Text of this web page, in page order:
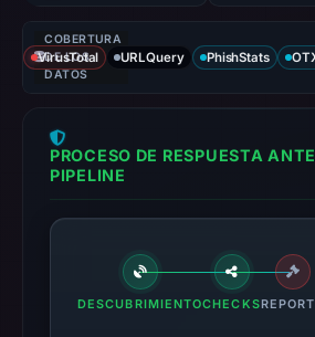
COBERTURA
DE LOS
DATOS
VirusTotal URLQuery PhishStats
PROCESO DE RESPUESTA
PIPELINE
DESCUBRIMIENTOCHECKS